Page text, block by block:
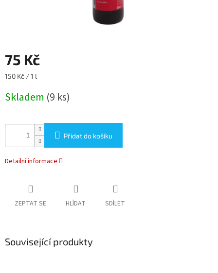
75 Kč
Měrná
150 Kč / 1 l
Skladem (9 ks)
Přidat do košíku
Detailní informace
ZEPTAT SE HLÍDAT SDÍLET
Související produkty